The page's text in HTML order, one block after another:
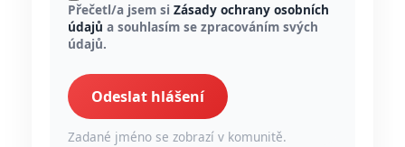
Přečetl/a jsem si Zásady ochrany osobních
údajů a souhlasím se zpracováním svých
údajů.
Odeslat hlášení
Zadané jméno se zobrazí v komunitě.